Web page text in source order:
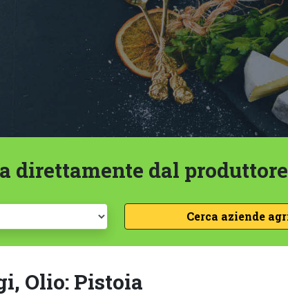
direttamente dal produttore
Olio: Pistoia